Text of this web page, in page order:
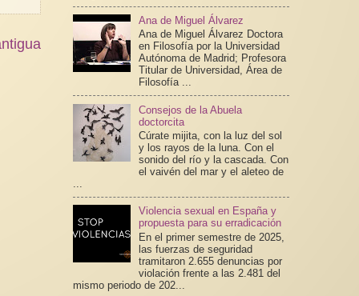
Ana de Miguel Álvarez
Ana de Miguel Álvarez Doctora
en Filosofía por la Universidad
Autónoma de Madrid; Profesora
Titular de Universidad, Área de
Filosofía ...
Consejos de la Abuela
doctorcita
Cúrate mijita, con la luz del sol
y los rayos de la luna. Con el
sonido del río y la cascada. Con
el vaivén del mar y el aleteo de
...
Violencia sexual en España y
propuesta para su erradicación
En el primer semestre de 2025,
las fuerzas de seguridad
tramitaron 2.655 denuncias por
violación frente a las 2.481 del
mismo periodo de 202...